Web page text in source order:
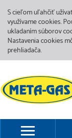
S cieľom uľahčiť
využívame cookies.
ukladaním súborov
Nastavenia cookies
prehliadača.